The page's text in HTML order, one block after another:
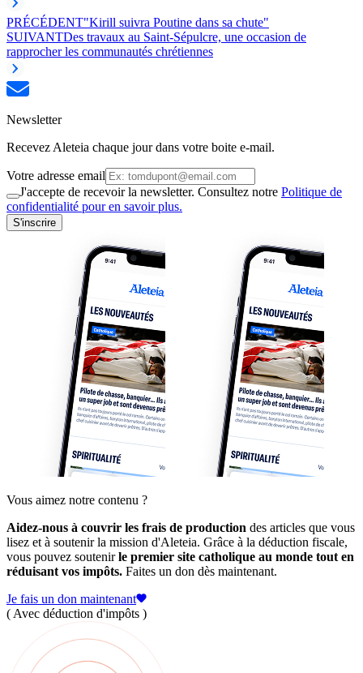
PRÉCÉDENT"Kirill suivra Poutine dans sa chute"
SUIVANTDes travaux au Saint-Sépulcre, une occasion de
rapprocher les communautés chrétiennes
Newsletter
Recevez Aleteia chaque jour dans votre boite e-mail.
Votre adresse email
J'accepte de recevoir la newsletter. Consultez notre Politique de
confidentialité pour en savoir plus.
S'inscrire
Vous aimez notre contenu ?
Aidez-nous à couvrir les frais de production des articles que vous
lisez et à soutenir la mission d'Aleteia. Grâce à la déduction fiscale,
vous pouvez soutenirle premier site catholique au monde tout en
réduisant vos impôts. Faites un don dès maintenant.
Je fais un don maintenant
( Avec déduction d'impôts )